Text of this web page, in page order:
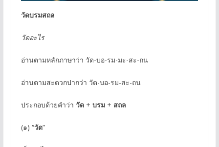
วัดบรมสถล
วัดอะไร
อ่านตามหลักภาษาว่า วัด-บอ-รม-มะ-สะ-ถน
อ่านตามสะดวกปากว่า วัด-บอ-รม-สะ-ถน
ประกอบด้วยคำว่า วัด+ บรม+ สถล
(๑) “วัด”